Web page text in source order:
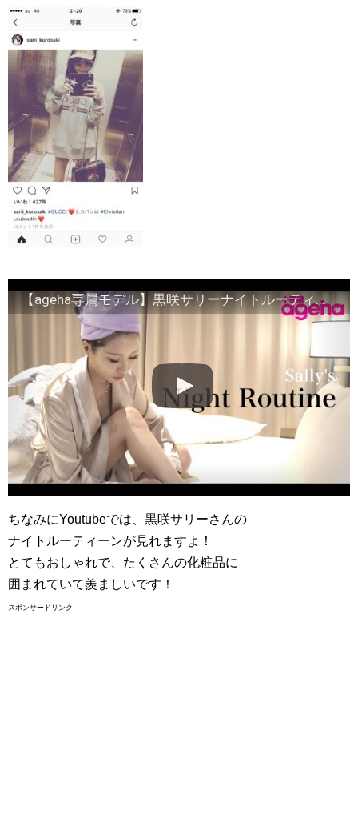
【ageha専属モデル】黒咲サリーナイトルーティーン
ちなみにYoutubeでは、黒咲サリーさんの
ナイトルーティーンが見れますよ！
とてもおしゃれで、たくさんの化粧品に
囲まれていて羨ましいです！
スポンサードリンク